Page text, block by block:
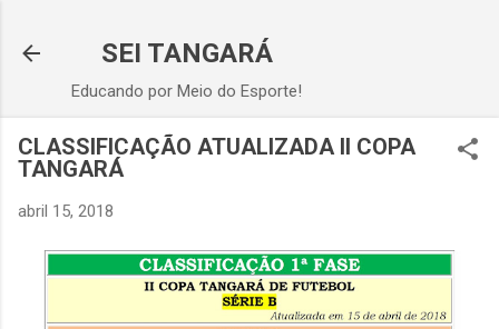
SEI TANGARÁ
Educando por Meio do Esporte!
CLASSIFICAÇÃO ATUALIZADA II COPA
TANGARÁ
abril 15, 2018